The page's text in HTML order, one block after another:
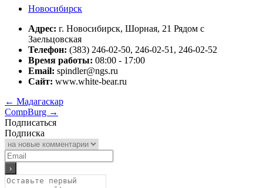
Новосибирск
Адрес: г. Новосибирск, Шорная, 21 Рядом с
Заельцовская
Телефон: (383) 246-02-50, 246-02-51, 246-02-52
Время работы: 08:00 - 17:00
Email: spindler@ngs.ru
Сайт: www.white-bear.ru
← Mадагаскар
CompBurg →
Подписаться
Подписка